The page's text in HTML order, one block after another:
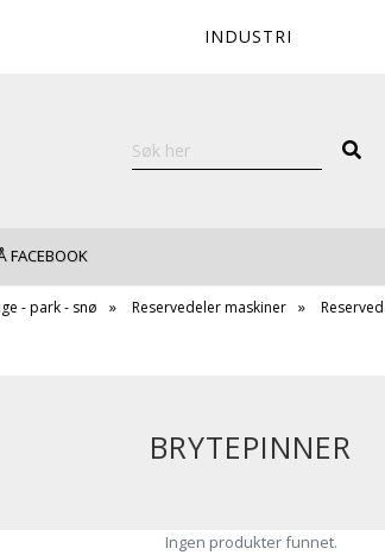
INDUSTRI
FACEBOOK
- park - snø Reservedeler maskiner
BRYTEPINNER
Ingen produkter funnet.